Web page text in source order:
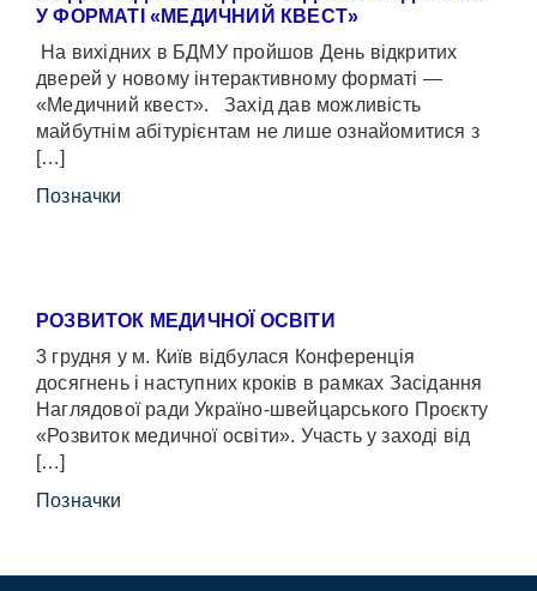
У ФОРМАТІ «МЕДИЧНИЙ КВЕСТ»
На вихідних в БДМУ пройшов День відкритих
дверей у новому інтерактивному форматі —
«Медичний квест». Захід дав можливість
майбутнім абітурієнтам не лише ознайомитися з
[…]
Позначки
РОЗВИТОК МЕДИЧНОЇ ОСВІТИ
3 грудня у м. Київ відбулася Конференція
досягнень і наступних кроків в рамках Засідання
Наглядової ради Україно-швейцарського Проєкту
«Розвиток медичної освіти». Участь у заході від
[…]
Позначки